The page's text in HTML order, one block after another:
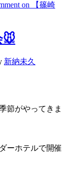
on 【篠崎
🐭
新納未久
節がやってきま
ーホテルで開催